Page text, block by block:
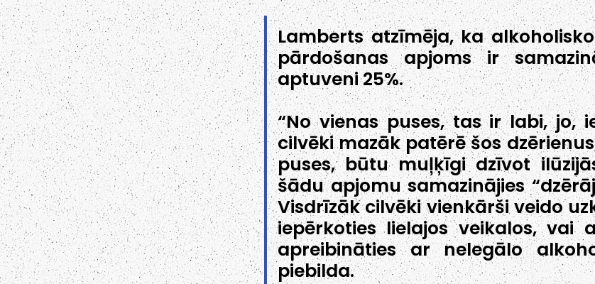
Lamberts atzīmēja, ka
pārdošanas apjoms ir
aptuveni 25%.
“No vienas puses, tas ir labi, jo,
cilvēki mazāk patērē šos
puses, būtu muļķīgi dzīvot
šādu apjomu samazinājies
Visdrīzāk cilvēki vienkārši veido
iepērkoties lielajos veikalos, vai
apreibināties ar nelegālo
piebilda.